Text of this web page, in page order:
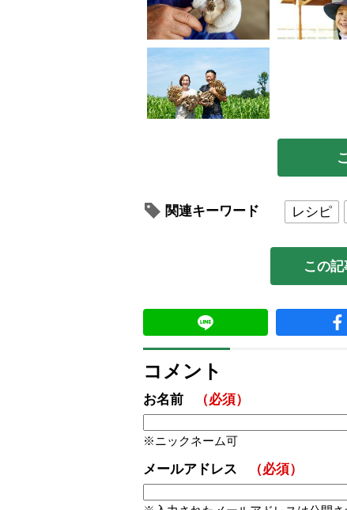
関連キーワード レシピ
この
コメント
お名前 （必須）
ニックネーム可
メールアドレス （必須）